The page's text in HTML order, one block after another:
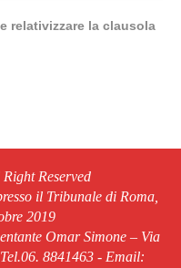
relativizzare la clausola
Reserved
il Tribunale di Roma,
2019
Omar Simone – Via
8841463 - Email: